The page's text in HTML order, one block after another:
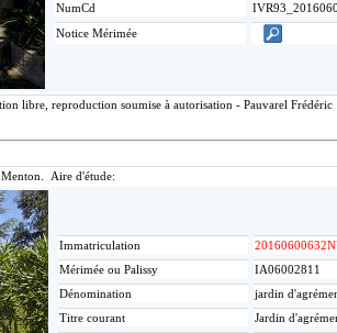
NumCd
Notice Mérimée
libre, reproduction soumise à autorisation - Pauvarel Frédéric
Aire d'étude:
Immatriculation
Mérimée ou Palissy
IA06002811
Dénomination
jardin
Titre courant
Jardin